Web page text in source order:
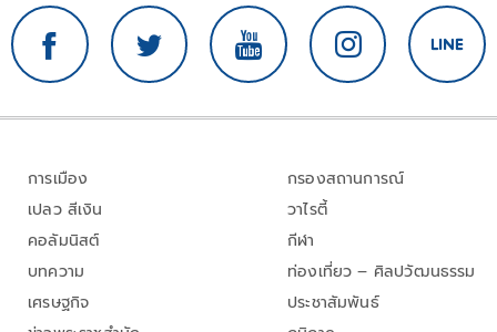
การเมือง
เปลว สีเงิน
คอลัมนิสต์
บทความ
เศรษฐกิจ
กรองสถานการณ์
วาไรตี้
กีฬา
ท่องเที่ยว – ศิลปวัฒนธรรม
ประชาสัมพันธ์